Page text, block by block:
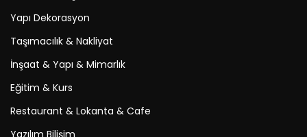
Yapı Dekorasyon
Taşımacılık & Nakliyat
İnşaat & Yapı & Mimarlık
Eğitim & Kurs
Restaurant & Lokanta & Cafe